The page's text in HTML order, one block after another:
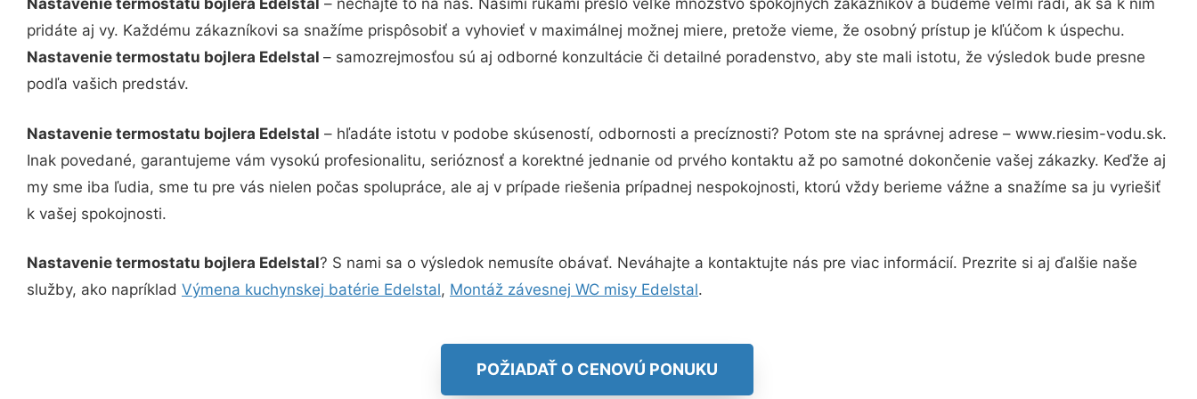
Nastavenie termostatu bojlera Edelstal – nechajte to na nás. Našimi rukami prešlo veľké množstvo spokojných zákazníkov a budeme veľmi radi, ak sa k nim
pridáte aj vy. Každému zákazníkovi sa snažíme prispôsobiť a vyhovieť v maximálnej možnej miere, pretože vieme, že osobný prístup je kľúčom k úspechu.
Nastavenie termostatu bojlera Edelstal – samozrejmosťou sú aj odborné konzultácie či detailné poradenstvo, aby ste mali istotu, že výsledok bude presne
podľa vašich predstáv.
Nastavenie termostatu bojlera Edelstal – hľadáte istotu v podobe skúseností, odbornosti a precíznosti? Potom ste na správnej adrese – www.riesim-vodu.sk.
Inak povedané, garantujeme vám vysokú profesionalitu, serióznosť a korektné jednanie od prvého kontaktu až po samotné dokončenie vašej zákazky. Keďže aj
my sme iba ľudia, sme tu pre vás nielen počas spolupráce, ale aj v prípade riešenia prípadnej nespokojnosti, ktorú vždy berieme vážne a snažíme sa ju vyriešiť
k vašej spokojnosti.
Nastavenie termostatu bojlera Edelstal? S nami sa o výsledok nemusíte obávať. Neváhajte a kontaktujte nás pre viac informácií. Prezrite si aj ďalšie naše
služby, ako napríklad Výmena kuchynskej batérie Edelstal, Montáž závesnej WC misy Edelstal.
POŽIADAŤ O CENOVÚ PONUKU